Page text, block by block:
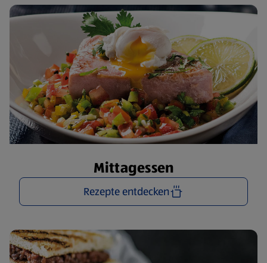
Mittagessen
Rezepte entdecken